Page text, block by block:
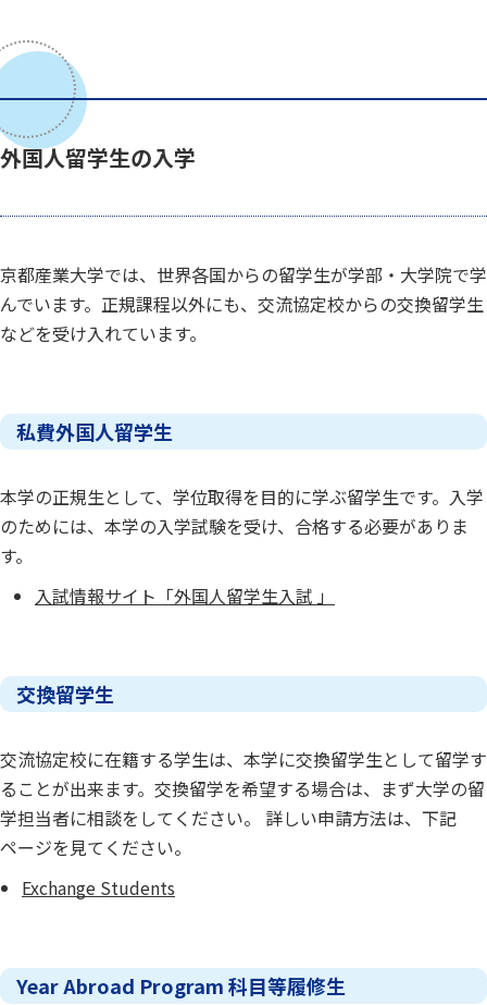
外国人留学生の入学
京都産業大学では、世界各国からの留学生が学部・大学院で学
んでいます。正規課程以外にも、交流協定校からの交換留学生
などを受け入れています。
私費外国人留学生
本学の正規生として、学位取得を目的に学ぶ留学生です。入学
のためには、本学の入学試験を受け、合格する必要がありま
す。
入試情報サイト「外国人留学生入試 」
交換留学生
交流協定校に在籍する学生は、本学に交換留学生として留学す
ることが出来ます。交換留学を希望する場合は、まず大学の留
学担当者に相談をしてください。 詳しい申請方法は、下記
ページを見てください。
Exchange Students
Year Abroad Program 科目等履修生